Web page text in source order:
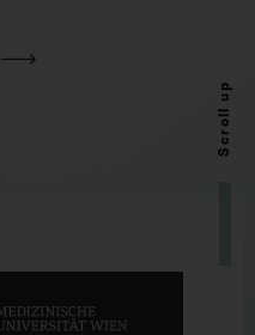
Scroll up